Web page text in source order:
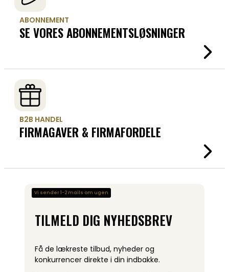
ABONNEMENT
SE VORES ABONNEMENTSLØSNINGER
B2B HANDEL
FIRMAGAVER & FIRMAFORDELE
Vi sender 1-2 mails om ugen
TILMELD DIG NYHEDSBREV
Få de lækreste tilbud, nyheder og
konkurrencer direkte i din indbakke.